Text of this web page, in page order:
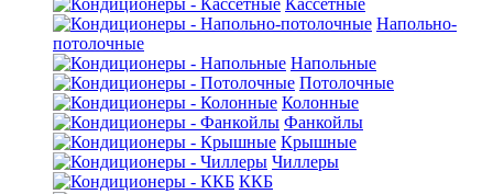
Кассетные
Напольно-
потолочные
Напольные
Потолочные
Колонные
Фанкойлы
Крышные
Чиллеры
ККБ